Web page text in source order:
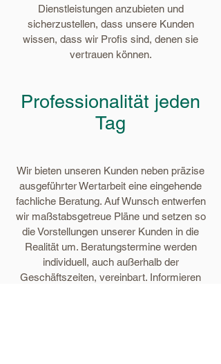
Dienstleistungen anzubieten und
sicherzustellen, dass unsere Kunden
wissen, dass wir Profis sind, denen sie
vertrauen können.
Professionalität jeden
Tag
Wir bieten unseren Kunden neben präzise
ausgeführter Wertarbeit eine eingehende
fachliche Beratung. Auf Wunsch entwerfen
wir maßstabsgetreue Pläne und setzen so
die Vorstellungen unserer Kunden in die
Realität um. Beratungstermine werden
individuell, auch außerhalb der
Geschäftszeiten, vereinbart. Informieren